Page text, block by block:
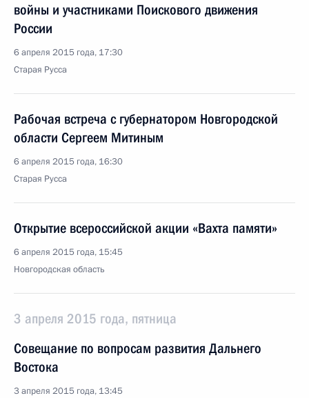
войны и участниками Поискового движения
России
6 апреля 2015 года, 17:30
Старая Русса
Рабочая встреча с губернатором Новгородской
области Сергеем Митиным
6 апреля 2015 года, 16:30
Старая Русса
Открытие всероссийской акции «Вахта памяти»
6 апреля 2015 года, 15:45
Новгородская область
3 апреля 2015 года, пятница
Совещание по вопросам развития Дальнего
Востока
3 апреля 2015 года, 13:45